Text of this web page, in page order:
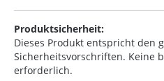
Produktsicherheit:
Dieses Produkt entspricht den
Sicherheitsvorschriften. Keine
erforderlich.